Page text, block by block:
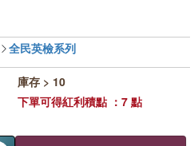
庫存 > 10
下單可得紅利積點 ：7 點
全民英檢系列